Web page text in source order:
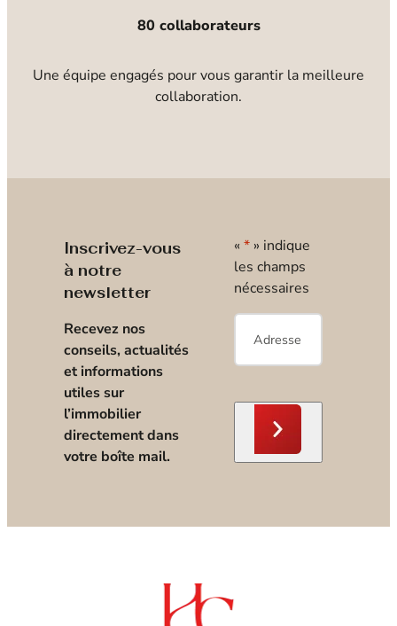
80 collaborateurs
Une équipe engagés pour vous garantir la meilleure
collaboration.
Inscrivez-vous
à notre
newsletter
Recevez nos
conseils, actualités
et informations
utiles sur
l’immobilier
directement dans
votre boîte mail.
« * » indique
les champs
nécessaires
E-
mail*